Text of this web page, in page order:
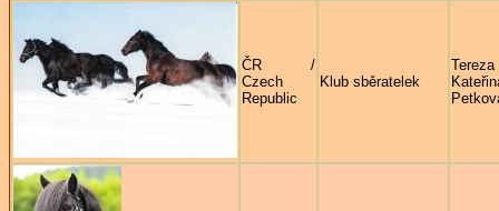
ČR /
Czech
Republic
Klub sběratelek
Tereza